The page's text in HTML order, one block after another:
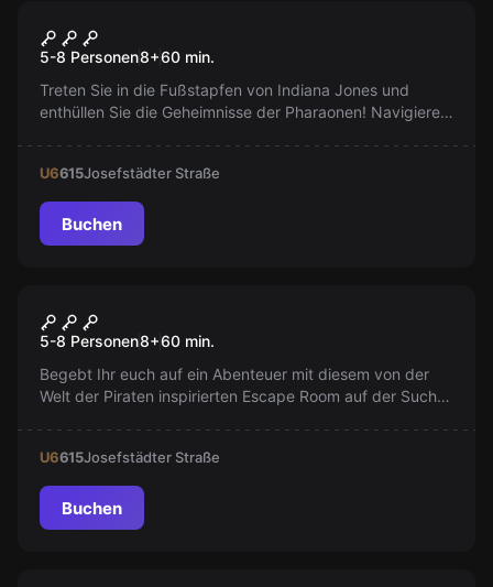
Der Schatz des Pharao
5-8 Personen8+60 min.
Treten Sie in die Fußstapfen von Indiana Jones und
enthüllen Sie die Geheimnisse der Pharaonen! Navigieren
U6615Josefstädter Straße
Buchen
Das große Piratenabenteuer
5-8 Personen8+60 min.
Begebt Ihr euch auf ein Abenteuer mit diesem von der
Welt der Piraten inspirierten Escape Room auf der Suche
U6615Josefstädter Straße
Buchen